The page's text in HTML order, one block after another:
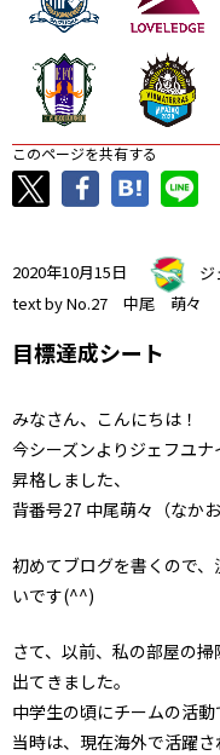
このページを共有する
2020年10月15日
ジ
text by No.27 中尾 萌々
目標達成シート
みなさん、こんにちは！
今シーズンよりジェフユ
昇格しました、
背番号27 中尾萌々（なか
初めてブログを書くので
いです(^^)
さて、以前、私の部屋の
出てきました。
中学生の頃にチームの活動
当時は、現在海外で活躍さ